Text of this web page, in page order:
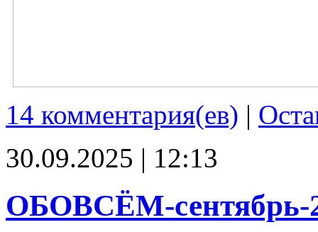
14 комментария(ев) |
30.09.2025 | 12:13
ОБОВСЁМ-сентябрь-